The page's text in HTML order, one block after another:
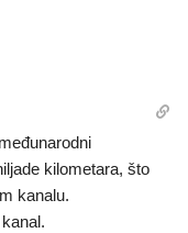
kilometara, što
kanalu.